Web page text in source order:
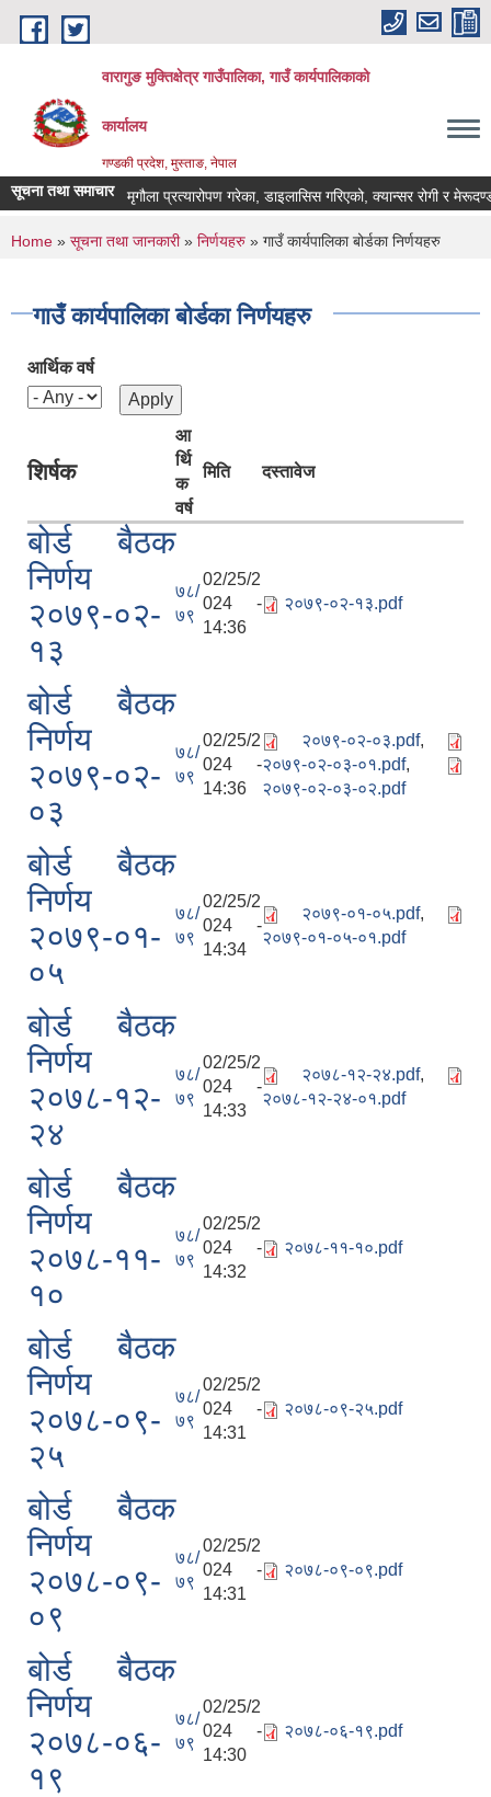
Skip to main content
वारागुङ मुक्तिक्षेत्र गाउँपालिका, गाउँ कार्यपालिकाको
कार्यालय
गण्डकी प्रदेश, मुस्ताङ, नेपाल
सूचना तथा समाचारमृगौला प्रत्यारोपण गरेका, डाइलासिस गरिएको, क्यान्सर रोगी र मेरूदण्ड
You are here
Home » सूचना तथा जानकारी» निर्णयहरु » गाउँ कार्यपालिका बोर्डका निर्णयहरु
गाउँ कार्यपालिका बोर्डका निर्णयहरु
आर्थिक वर्ष
शिर्षक
आ
र्थि
क
वर्ष
मिति दस्तावेज
बोर्ड बैठक
निर्णय
२०७९-०२-
१३
७८/
७९
02/25/2
024 -
14:36
२०७९-०२-१३.pdf
बोर्ड बैठक
निर्णय
२०७९-०२-
०३
७८/
७९
02/25/2
024 -
14:36
२०७९-०२-०३.pdf,
२०७९-०२-०३-०१.pdf,
२०७९-०२-०३-०२.pdf
बोर्ड बैठक
निर्णय
२०७९-०१-
०५
७८/
७९
02/25/2
024 -
14:34
२०७९-०१-०५.pdf,
२०७९-०१-०५-०१.pdf
बोर्ड बैठक
निर्णय
२०७८-१२-
२४
७८/
७९
02/25/2
024 -
14:33
२०७८-१२-२४.pdf,
२०७८-१२-२४-०१.pdf
बोर्ड बैठक
निर्णय
२०७८-११-
१०
७८/
७९
02/25/2
024 -
14:32
२०७८-११-१०.pdf
बोर्ड बैठक
निर्णय
२०७८-०९-
२५
७८/
७९
02/25/2
024 -
14:31
२०७८-०९-२५.pdf
बोर्ड बैठक
निर्णय
२०७८-०९-
०९
७८/
७९
02/25/2
024 -
14:31
२०७८-०९-०९.pdf
बोर्ड बैठक
निर्णय
२०७८-०६-
१९
७८/
७९
02/25/2
024 -
14:30
२०७८-०६-१९.pdf